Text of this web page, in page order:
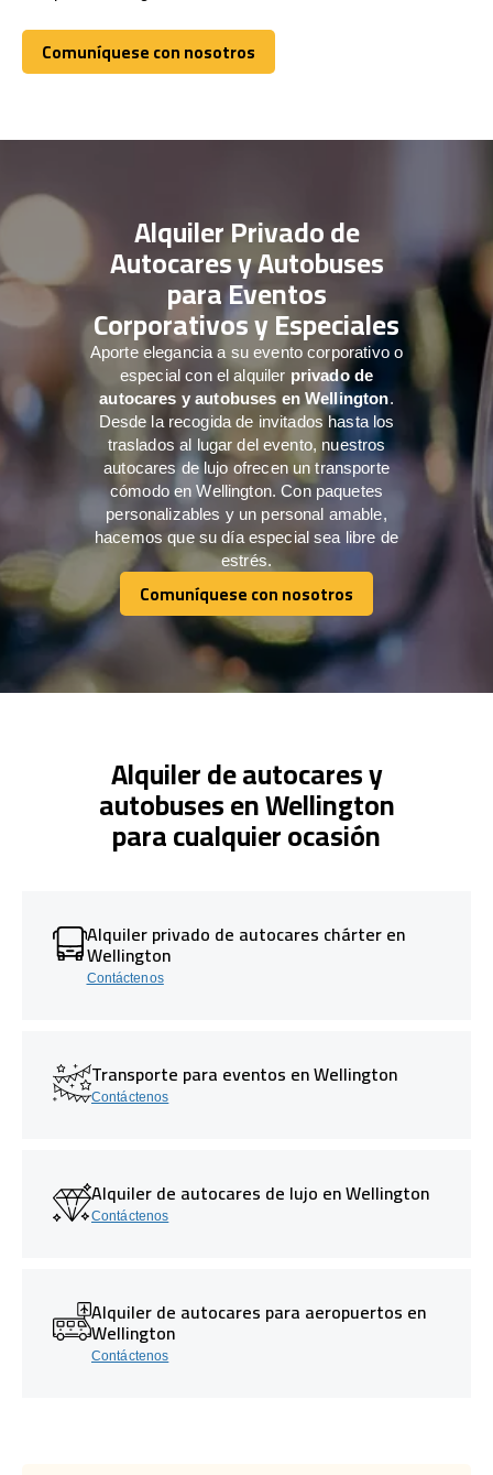
Comuníquese con nosotros
Comuníquese con nosotros
Alquiler Privado de
Autocares y Autobuses
para Eventos
Corporativos y Especiales
Aporte elegancia a su evento corporativo o
especial con el alquiler privado de
autocares y autobuses en Wellington.
Desde la recogida de invitados hasta los
traslados al lugar del evento, nuestros
autocares de lujo ofrecen un transporte
cómodo en Wellington. Con paquetes
personalizables y un personal amable,
hacemos que su día especial sea libre de
estrés.
Comuníquese con nosotros
Comuníquese con nosotros
Alquiler de autocares y
autobuses en Wellington
para cualquier ocasión
Alquiler privado de autocares chárter en
Wellington
Contáctenos
Transporte para eventos en Wellington
Contáctenos
Alquiler de autocares de lujo en Wellington
Contáctenos
Alquiler de autocares para aeropuertos en
Wellington
Contáctenos